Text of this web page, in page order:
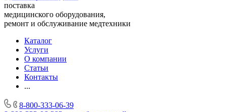
поставка
медицинского оборудования,
ремонт и обслуживание медтехники
Каталог
Услуги
О компании
Статьи
Контакты
...
8-800-333-06-39